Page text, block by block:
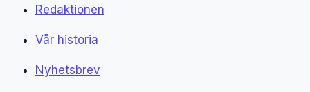
Redaktionen
Vår historia
Nyhetsbrev